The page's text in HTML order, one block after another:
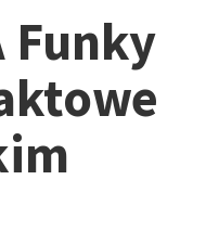
Funky